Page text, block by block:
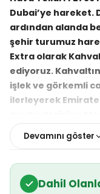
Dubai’ye hareket.
ardından alanda
şehir turumuz
Extra olarak
ediyoruz.
işlek ve görkemli
ilerleyerek
göreceğiz.
edeceğiz. Burada
göreceğiz.
Marina ile devam
Devamını göster
Dahil